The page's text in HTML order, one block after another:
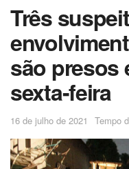
Três
são presos
sexta-feira
16 de julho de 2021 Tempo